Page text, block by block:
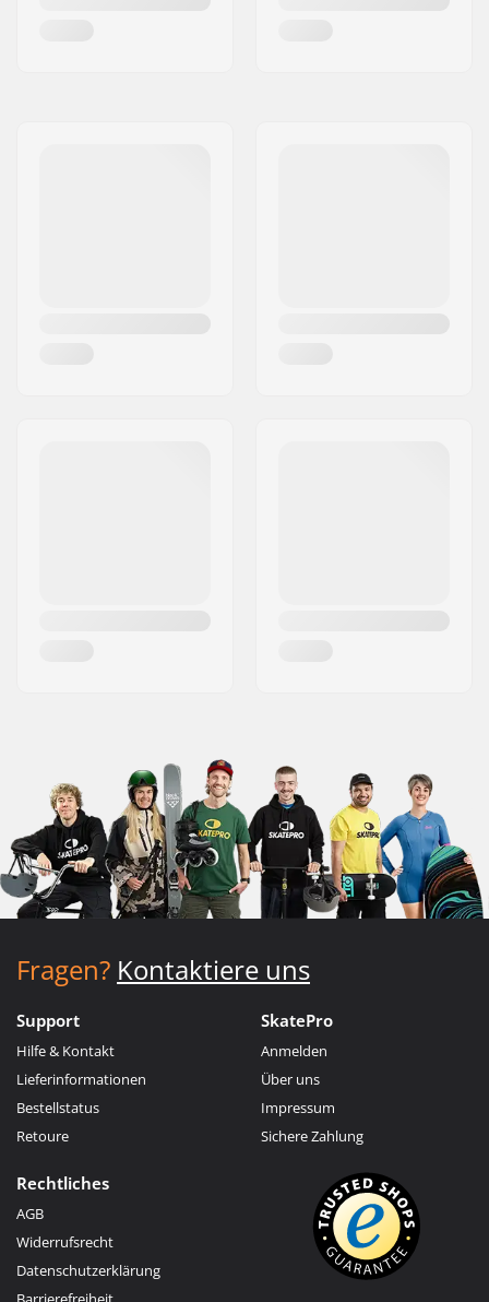
Fragen? Kontaktiere uns
Support
Hilfe & Kontakt
Lieferinformationen
Bestellstatus
Retoure
SkatePro
Anmelden
Über uns
Impressum
Sichere Zahlung
Rechtliches
AGB
Widerrufsrecht
Datenschutzerklärung